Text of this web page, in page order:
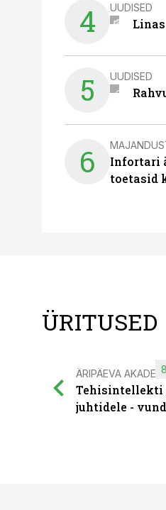
4 UUDISED
5 UUDISED
6
Infortari
toetasid
ÜRITUSED
ÄRIPÄEVA
juhtidele -